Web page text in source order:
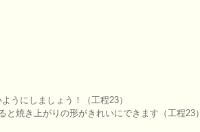
うにしましょう！（工程23）
焼き上がりの形がきれいにできます（工程23）